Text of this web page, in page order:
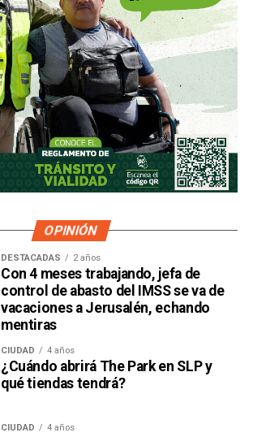
OPINIÓN
DESTACADAS 2 años
Con 4 meses trabajando, jefa de
control de abasto del IMSS se va de
vacaciones a Jerusalén, echando
mentiras
CIUDAD 4 años
¿Cuándo abrirá The Park en SLP y
qué tiendas tendrá?
CIUDAD 4 años